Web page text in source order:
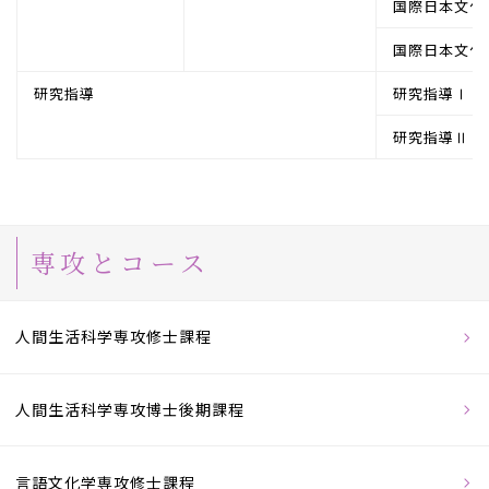
国際日本文
国際日本文
研究指導 研究指導Ⅰ
研究指導Ⅱ
専攻とコース
人間生活科学専攻修士課程
人間生活科学専攻博士後期課程
言語文化学専攻修士課程